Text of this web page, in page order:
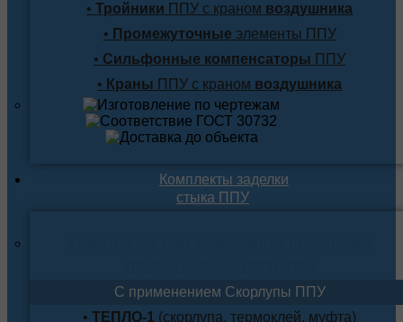
• Тройники ППУ с краном воздушника
• Промежуточные элементы ППУ
• Сильфонные компенсаторы ППУ
• Краны ППУ с краном воздушника
Комплекты заделки
стыка ППУ
С применением Скорлупы ППУ
• ТЕПЛО-1 (скорлупа, термоклей, муфта)